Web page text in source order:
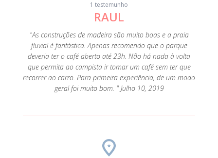
1 testemunho
RAUL
"As construções de madeira são muito boas e a praia
fluvial é fantástica. Apenas recomendo que o parque
deveria ter o café aberto até 23h. Não há nada à volta
que permita ao campista ir tomar um café sem ter que
recorrer ao carro. Para primeira experiência, de um modo
geral foi muito bom. " Julho 10, 2019